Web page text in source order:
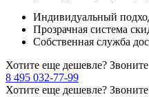
Индивидуальный
Прозрачная система
Собственная служба
Хотите еще дешевле?
8 495 032-77-99
Хотите еще дешевле?